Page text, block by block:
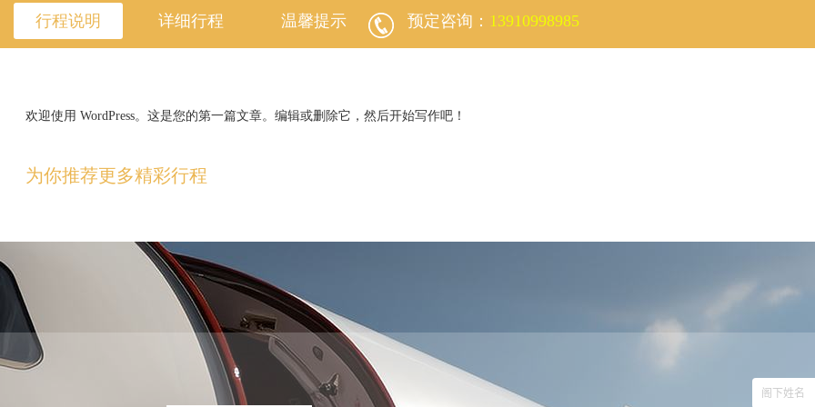
行程说明 详细行程 温馨提示 预定咨询： 13910998985
欢迎使用 WordPress。这是您的第一篇文章。编辑或删除它，然后开始写作吧！
为你推荐更多精彩行程